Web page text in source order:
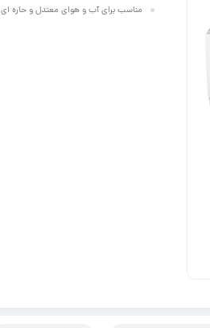
مناسب برای آب و هوای معتدل و حاره ای
ویژه